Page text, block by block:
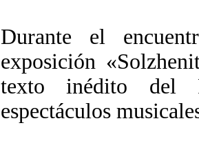
Durante el
exposición
texto inédito del
espectáculos